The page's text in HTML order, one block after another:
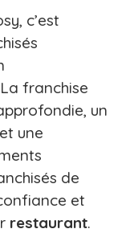
c’est
franchise
un
une
de
et
restaurant.